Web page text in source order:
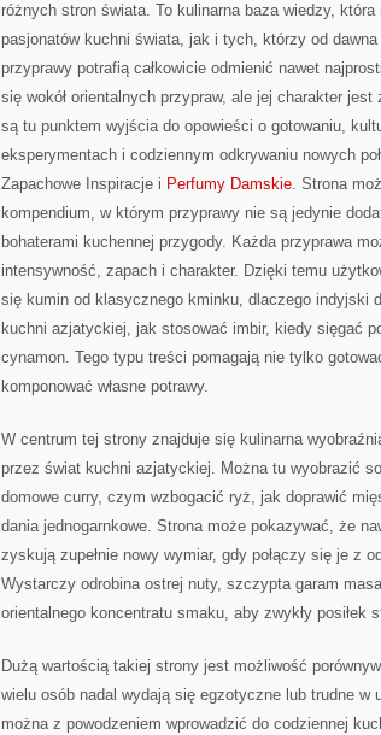
różnych stron świata. To kulinarna baza wiedzy,
pasjonatów kuchni świata, jak i tych, którzy od
przyprawy potrafią całkowicie odmienić nawet
się wokół orientalnych przypraw, ale jej charakter
są tu punktem wyjścia do opowieści o gotowaniu,
eksperymentach i codziennym odkrywaniu nowych
Zapachowe Inspiracje i Perfumy Damskie. Strona
kompendium, w którym przyprawy nie są jedynie
bohaterami kuchennej przygody. Każda przyprawa
intensywność, zapach i charakter. Dzięki temu
się kumin od klasycznego kminku, dlaczego indyjski
kuchni azjatyckiej, jak stosować imbir, kiedy sięgać
cynamon. Tego typu treści pomagają nie tylko
komponować własne potrawy.
W centrum tej strony znajduje się kulinarna
przez świat kuchni azjatyckiej. Można tu wyobrazić
domowe curry, czym wzbogacić ryż, jak doprawić
dania jednogarnkowe. Strona może pokazywać, że
zyskują zupełnie nowy wymiar, gdy połączy się je z
Wystarczy odrobina ostrej nuty, szczypta garam
orientalnego koncentratu smaku, aby zwykły posiłek
Dużą wartością takiej strony jest możliwość
wielu osób nadal wydają się egzotyczne lub trudne
można z powodzeniem wprowadzić do codziennej